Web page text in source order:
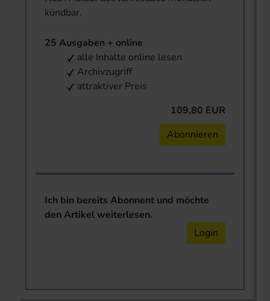
kündbar.
25 Ausgaben + online
alle Inhalte online lesen
Archivzugriff
attraktiver Preis
109,80 EUR
Abonnieren
Ich bin bereits Abonnent und möchte
den Artikel weiterlesen.
Login